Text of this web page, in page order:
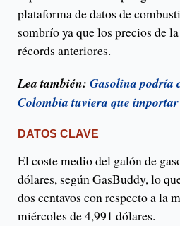
plataforma de datos de
sombrío ya que los precios de
récords anteriores.
Lea también: Gasolina podría
Colombia tuviera que
DATOS CLAVE
El coste medio del galón de
dólares, según GasBuddy, lo
dos centavos con respecto a la
miércoles de 4,991 dólares.